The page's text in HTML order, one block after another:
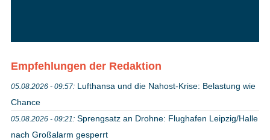
Empfehlungen der Redaktion
05.08.2026 - 09:57: Lufthansa und die Nahost-Krise: Belastung wie
Chance
05.08.2026 - 09:21: Sprengsatz an Drohne: Flughafen Leipzig/Halle
nach Großalarm gesperrt